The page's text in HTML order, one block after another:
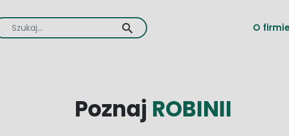
search O
Poznaj ROBINII